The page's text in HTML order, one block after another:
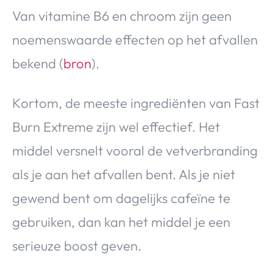
Van vitamine B6 en chroom zijn geen
noemenswaarde effecten op het afvallen
bekend (bron).
Kortom, de meeste ingrediënten van Fast
Burn Extreme zijn wel effectief. Het
middel versnelt vooral de vetverbranding
als je aan het afvallen bent. Als je niet
gewend bent om dagelijks cafeïne te
gebruiken, dan kan het middel je een
serieuze boost geven.